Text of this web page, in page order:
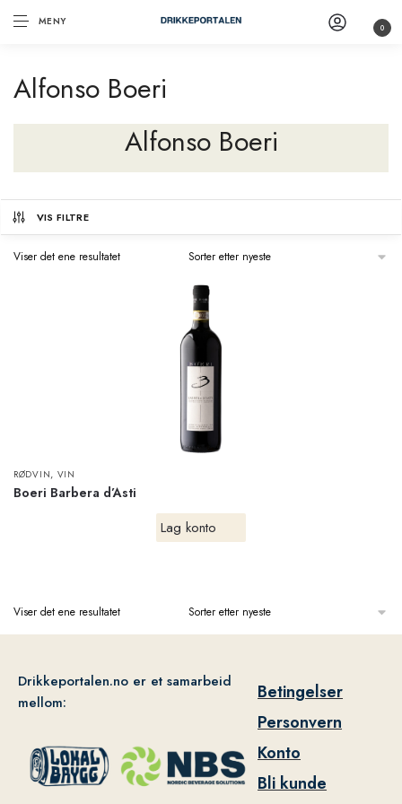
MENY 0
Alfonso Boeri
Alfonso Boeri
VIS FILTRE
Viser det ene resultatet
RØDVIN, VIN
Boeri Barbera d’Asti
Lag konto
Viser det ene resultatet
Drikkeportalen.no er et samarbeid
mellom:
Betingelser
Personvern
Konto
Bli kunde